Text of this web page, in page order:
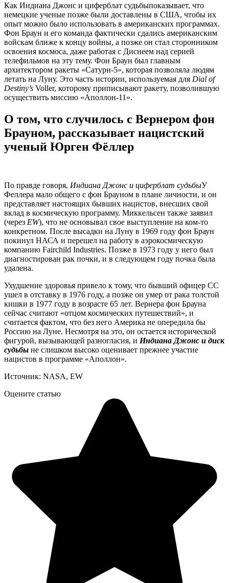
Как Индиана Джонс и циферблат судьбыпоказывает, что
немецкие ученые позже были доставлены в США, чтобы их
опыт можно было использовать в американских программах.
Фон Браун и его команда фактически сдались американским
войскам ближе к концу войны, а позже он стал сторонником
освоения космоса, даже работая с Диснеем над серией
телефильмов на эту тему. Фон Браун был главным
архитектором ракеты «Сатурн-5», которая позволяла людям
летать на Луну. Это часть истории, используемая для Dial of
Destiny’s Voller, которому приписывают ракету, позволившую
осуществить миссию «Аполлон-11».
О том, что случилось с Вернером фон
Брауном, рассказывает нацистский
ученый Юрген Фёллер
По правде говоря, Индиана Джонс и циферблат судьбыУ
Феллера мало общего с фон Брауном в плане личности, и он
представляет настоящих бывших нацистов, внесших свой
вклад в космическую программу. Миккельсен также заявил
(через EW), что не основывал свое выступление на ком-то
конкретном. После высадки на Луну в 1969 году фон Браун
покинул НАСА и перешел на работу в аэрокосмическую
компанию Fairchild Industries. Позже в 1973 году у него был
диагностирован рак почки, и в следующем году почка была
удалена.
Ухудшение здоровья привело к тому, что бывший офицер СС
ушел в отставку в 1976 году, а позже он умер от рака толстой
кишки в 1977 году в возрасте 65 лет. Вернера фон Брауна
сейчас считают «отцом космических путешествий», и
считается фактом, что без него Америка не опередила бы
Россию на Луне. Несмотря на это, он остается исторической
фигурой, вызывающей разногласия, и Индиана Джонс и диск
судьбы не слишком высоко оценивает прежнее участие
нацистов в программе «Аполлон».
Источник: NASA, EW
Оцените статью